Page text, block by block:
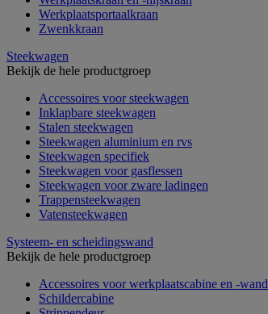
Werkplaatsportaalkraan
Zwenkkraan
Steekwagen
Bekijk de hele productgroep
Accessoires voor steekwagen
Inklapbare steekwagen
Stalen steekwagen
Steekwagen aluminium en rvs
Steekwagen specifiek
Steekwagen voor gasflessen
Steekwagen voor zware ladingen
Trappensteekwagen
Vatensteekwagen
Systeem- en scheidingswand
Bekijk de hele productgroep
Accessoires voor werkplaatscabine en -wand
Schildercabine